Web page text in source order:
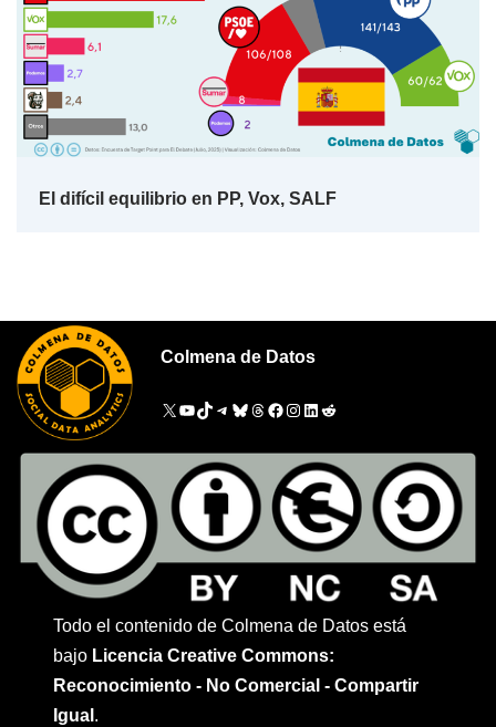
El difícil equilibrio en PP, Vox, SALF
Colmena de Datos
Todo el contenido de Colmena de Datos está
bajo Licencia Creative Commons:
Reconocimiento - No Comercial - Compartir
Igual .